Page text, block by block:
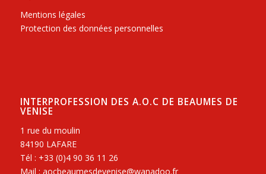
Mentions légales
Protection des données personnelles
INTERPROFESSION DES A.O.C DE BEAUMES DE
VENISE
1 rue du moulin
84190 LAFARE
Tél : +33 (0)4 90 36 11 26
Mail : aocbeaumesdevenise@wanadoo.fr